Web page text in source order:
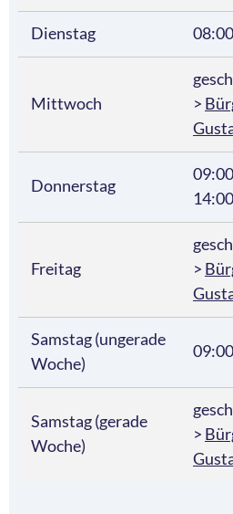
Dienstag
Mittwoch
>
Donnerstag
Freitag
>
Samstag (ungerade
Woche)
Samstag (gerade
Woche)
>